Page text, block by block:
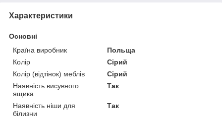
Характеристики
Основні
Країна виробник
Польща
Колір
Сірий
Колір (відтінок) меблів
Сірий
Наявність висувного
ящика
Так
Наявність ніши для
білизни
Так